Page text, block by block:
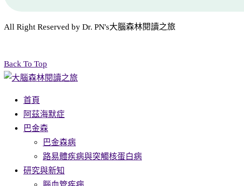
All Right Reserved by Dr. PN's大腦森林閱讀之旅
Back To Top
首頁
阿茲海默症
巴金森
巴金森病
路易體疾病與突觸核蛋白病
研究與新知